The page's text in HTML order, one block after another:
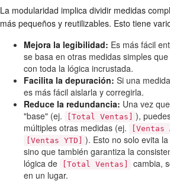
La modularidad implica dividir medidas
más pequeños y reutilizables. Esto tiene
Mejora la legibilidad: Es más fácil
se basa en otras medidas simples
con toda la lógica incrustada.
Facilita la depuración: Si una
es más fácil aislarla y corregirla.
Reduce la redundancia: Una vez
"base" (ej.
[Total Ventas]
),
múltiples otras medidas (ej.
[Ventas YTD]
). Esto no solo evita
sino que también garantiza la
lógica de
[Total Ventas]
cambia,
en un lugar.